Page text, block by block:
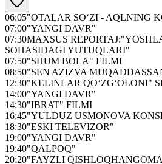
06:05"OTALAR SO‘ZI - AQLNING
07:00"YANGI DAVR"
07:30MAXSUS
SOHASIDAGI YUTUQLARI"
07:50"SHUM BOLA" FILMI
08:50"SEN AZIZVA
12:30"KELINLAR QO‘ZG‘OLONI"
14:00"YANGI DAVR"
14:30"IBRAT" FILMI
16:45"YULDUZ USMONOVA
18:30"ESKI TELEVIZOR"
19:00"YANGI DAVR"
19:40"QALPOQ"
20:20"FAYZLI